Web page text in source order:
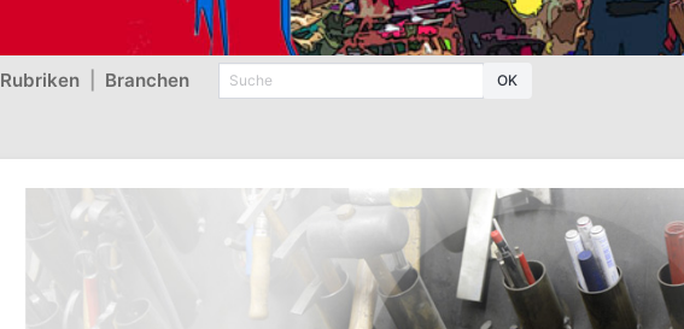
Rubriken Branchen OK